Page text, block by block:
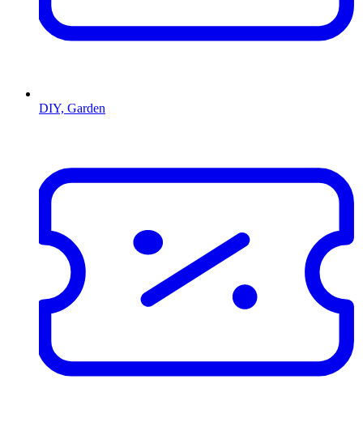
DIY, Garden